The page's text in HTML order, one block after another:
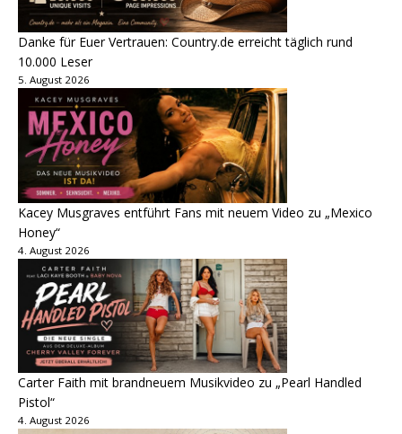
Danke für Euer Vertrauen: Country.de erreicht täglich rund
10.000 Leser
5. August 2026
Kacey Musgraves entführt Fans mit neuem Video zu „Mexico
Honey“
4. August 2026
Carter Faith mit brandneuem Musikvideo zu „Pearl Handled
Pistol“
4. August 2026